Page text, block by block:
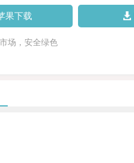
果下载
场，安全绿色